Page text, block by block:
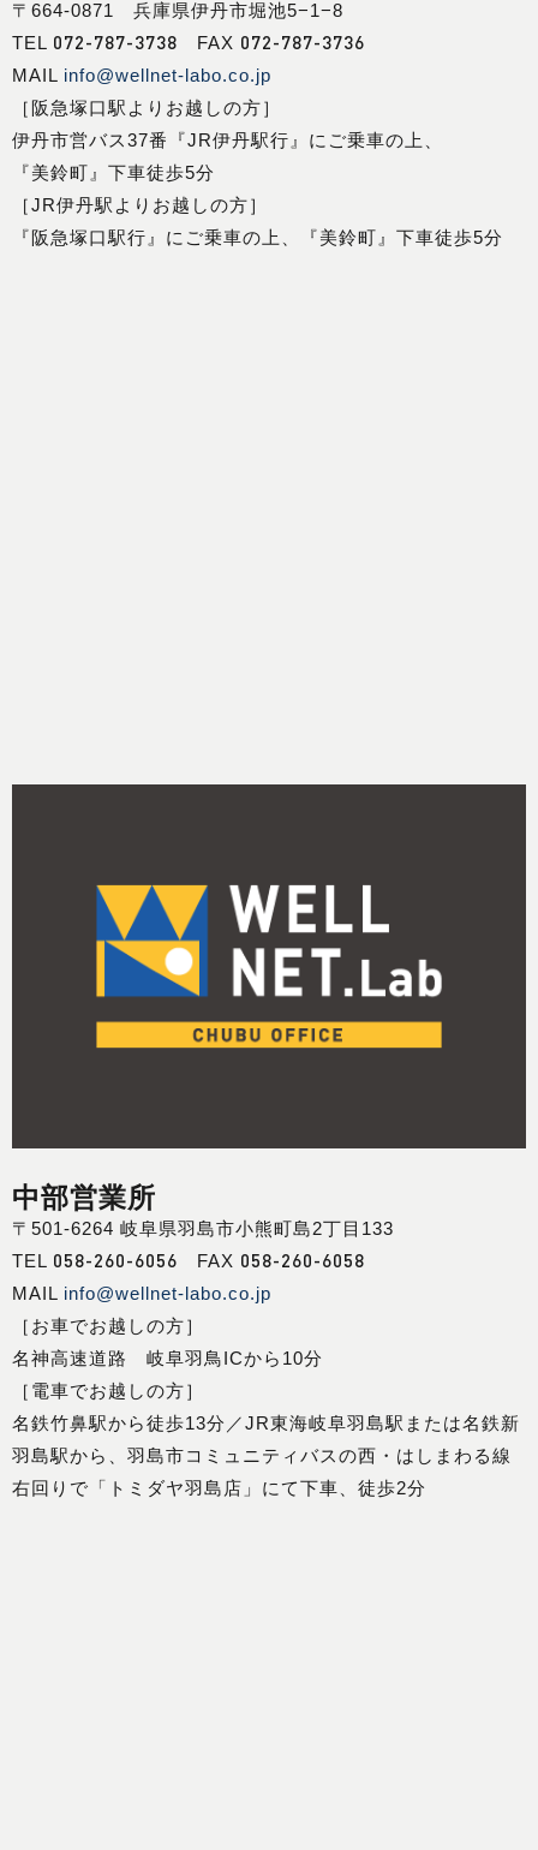
〒664-0871 兵庫県伊丹市堀池5−1−8
TEL 072-787-3738 FAX 072-787-3736
MAIL info@wellnet-labo.co.jp
［阪急塚口駅よりお越しの方］
伊丹市営バス37番『JR伊丹駅行』にご乗車の上、
『美鈴町』下車徒歩5分
［JR伊丹駅よりお越しの方］
『阪急塚口駅行』にご乗車の上、『美鈴町』下車徒歩5分
中部営業所
〒501-6264 岐阜県羽島市小熊町島2丁目133
TEL 058-260-6056 FAX 058-260-6058
MAIL info@wellnet-labo.co.jp
［お車でお越しの方］
名神高速道路 岐阜羽鳥ICから10分
［電車でお越しの方］
名鉄竹鼻駅から徒歩13分／JR東海岐阜羽島駅または名鉄新
羽島駅から、羽島市コミュニティバスの西・はしまわる線
右回りで「トミダヤ羽島店」にて下車、徒歩2分